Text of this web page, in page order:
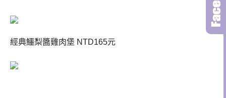
經典鱷梨醬雞肉堡 NTD165元